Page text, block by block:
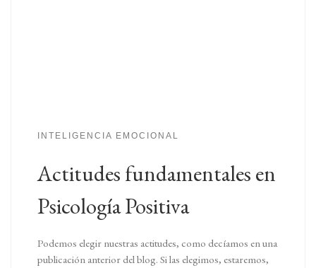
INTELIGENCIA EMOCIONAL
Actitudes fundamentales en
Psicología Positiva
Podemos elegir nuestras actitudes, como decíamos en una
publicación anterior del blog. Si las elegimos, estaremos,